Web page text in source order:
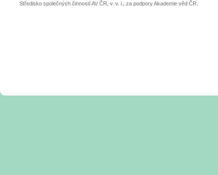
Středisko společných činností AV ČR, v. v. i., za podpory Akademie věd ČR.